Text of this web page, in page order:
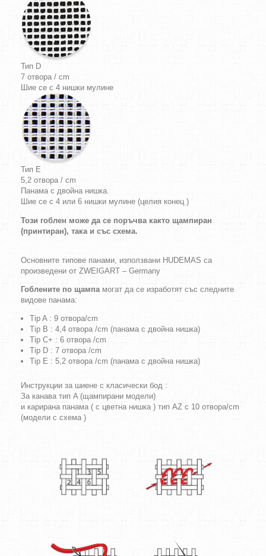
Тип D
7 отвора / cm
Шие се с 4 нишки мулине
Тип E
5,2 отвора / cm
Панама с двойна нишка.
Шие се с 4 или 6 нишки мулине (целия конец )
Този гоблен може да се поръчва както щампиран
(принтиран), така и със схема.
Основните типове панами, използвани HUDEMAS са
произведени от ZWEIGART – Germany
Гоблените по щампамогат да се изработят със следните
видове панама:
Tip A : 9 отвора/cm
Tip B : 4,4 отвора /cm (панама с двойна нишка)
Tip C+ : 6 отвора /cm
Tip D : 7 отвора /cm
Tip E : 5,2 отвора /cm (панама с двойна нишка)
Инструкции за шиене с класически бод :
За канава тип A (щампирани модели)
и карирана панама ( с цветна нишка ) тип AZ с 10 отвора/cm
(модели с схема )